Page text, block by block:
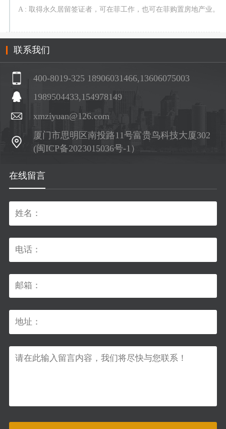
A : 取得永久居留签证者，可在菲工作，也可在菲购置房地产业。
联系我们
400-8019-325 18906031466,13606075003
1989504433,154978149
xmziyuan@126.com
厦门市思明区南投路11号富贵鸟科技大厦302
(闽ICP备2023015036号-1）
在线留言